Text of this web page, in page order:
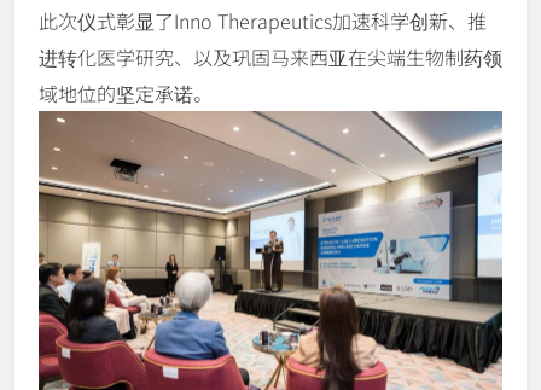
此次仪式彰显了Inno Therapeutics加速科学创新、推
进转化医学研究、以及巩固马来西亚在尖端生物制药领
域地位的坚定承诺。